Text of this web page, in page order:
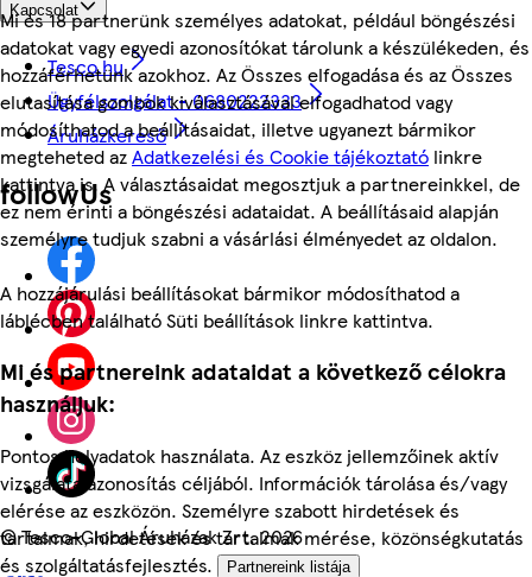
Mi és 18 partnerünk személyes adatokat, például böngészési
adatokat vagy egyedi azonosítókat tárolunk a készülékeden, és
hozzáférhetünk azokhoz. Az Összes elfogadása és az Összes
elutasítása gombok kiválasztásával elfogadhatod vagy
módosíthatod a beállításaidat, illetve ugyanezt bármikor
megteheted azAdatkezelési és Cookie tájékoztató linkre
kattintva is. A választásaidat megosztjuk a partnereinkkel, de
ez nem érinti a böngészési adataidat. A beállításaid alapján
személyre tudjuk szabni a vásárlási élményedet az oldalon.
A hozzájárulási beállításokat bármikor módosíthatod a
láblécben található Süti beállítások linkre kattintva.
Mi és partnereink adataidat a következő célokra
használjuk:
Pontos helyadatok használata. Az eszköz jellemzőinek aktív
vizsgálata azonosítás céljából. Információk tárolása és/vagy
elérése az eszközön. Személyre szabott hirdetések és
tartalmak, hirdetések és tartalmak mérése, közönségkutatás
és szolgáltatásfejlesztés.
Partnereink listája
Kapcsolat
Tesco.hu
Ügyfélszolgálat - 0680222333
Áruházkereső
followUs
©Tesco-Global Áruházak Zrt. 2026